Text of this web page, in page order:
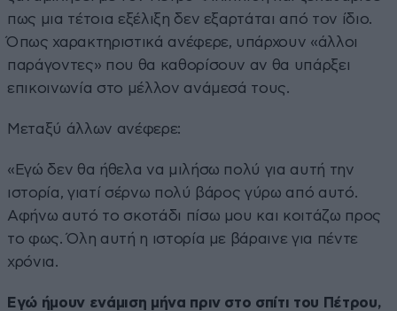
πως μια τέτοια εξέλιξη δεν εξαρτάται από τον ίδιο.
Όπως χαρακτηριστικά ανέφερε, υπάρχουν «άλλοι
παράγοντες» που θα καθορίσουν αν θα υπάρξει
επικοινωνία στο μέλλον ανάμεσά τους.
Μεταξύ άλλων ανέφερε:
«Εγώ δεν θα ήθελα να μιλήσω πολύ για αυτή την
ιστορία, γιατί σέρνω πολύ βάρος γύρω από αυτό.
Αφήνω αυτό το σκοτάδι πίσω μου και κοιτάζω προς
το φως. Όλη αυτή η ιστορία με βάραινε για πέντε
χρόνια.
Εγώ ήμουν ενάμιση μήνα πριν στο σπίτι του Πέτρου,